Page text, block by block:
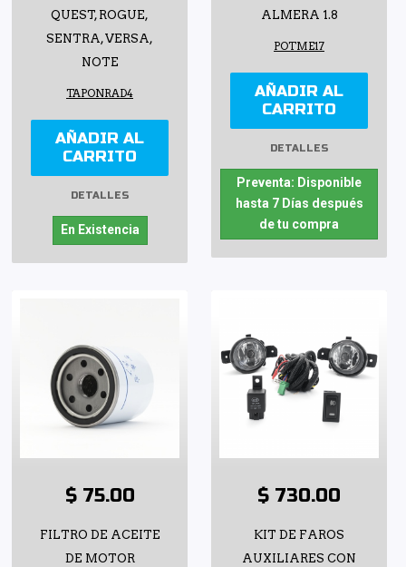
QUEST, ROGUE,
SENTRA, VERSA,
NOTE
TAPONRAD4
AÑADIR AL
CARRITO
DETALLES
En Existencia
ALMERA 1.8
POTME17
AÑADIR AL
CARRITO
DETALLES
Preventa: Disponible
hasta 7 Días después
de tu compra
$ 75.00
FILTRO DE ACEITE
DE MOTOR
$ 730.00
KIT DE FAROS
AUXILIARES CON